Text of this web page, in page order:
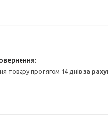
товару протягом 14 днівза